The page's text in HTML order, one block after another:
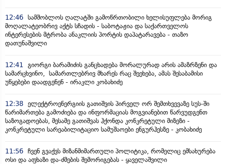
12:46 სამშობლოს ღალატში გამოწრთობილი ხელისუფლება მორიგ
მოღალატეობრივ აქტს სჩადის - საბოტაჟია და საქართველოს
ინტერესების მტრობა ანაკლიის პორტის დაპატარავება - თაზო
დათუნაშვილი
12:41
გიორგი ბარამიძის განცხადება მორალურად არის ამაზრზენი და
სამარცხვინო, სამართლებრივ მხარეს რაც შეეხება, ამას შესაბამისი
უწყებები დაადგენენ - ირაკლი კობახიძე
12:38 ელექტროენერგიის გათიშვის პირველ ორ შემთხვევაზე სუს-ში
წარიმართება გამოძიება და ინფორმაციას მოგვიანებით წარვუდგენთ
საზოგადოებას, მესამე გათიშვას ჰქონდა კონკრეტული მიზეზი -
კონკრეტული სარეაბილიტაციო სამუშაოები ენგურჰესზე - კობახიძე
11:56 ჩვენ გვაქვს მიზანმიმართული პოლიტიკა, რომელიც ემსახურება
ოსი და აფხაზი და-ძმების შემორიგებას - ყაველაშვილი